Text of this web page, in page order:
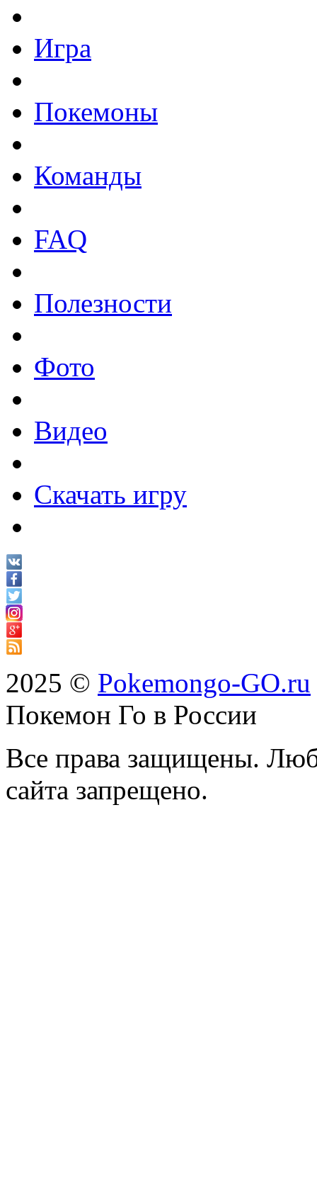
Игра
Покемоны
Команды
FAQ
Полезности
Фото
Видео
Скачать игру
2025 © Pokemongo-GO.ru
Покемон Го в России
Все права защищены.
сайта запрещено.